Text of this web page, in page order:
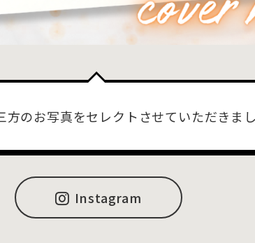
方のお写真をセレクトさせていただきま
Instagram